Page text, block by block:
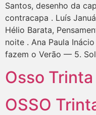
Santos, desenho da
contracapa . Luís
Hélio Barata,
noite . Ana Paula
fazem o Verão — 5.
Osso
OSSO